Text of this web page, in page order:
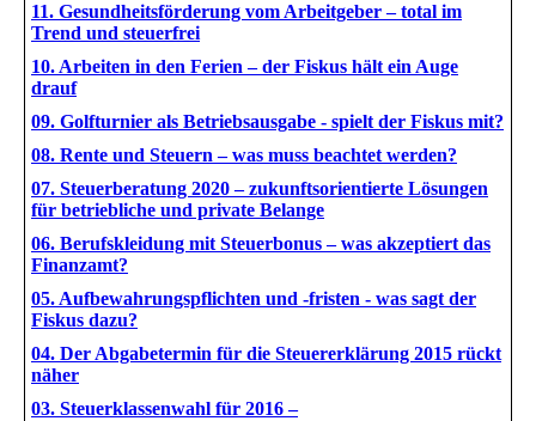
11. Gesundheitsförderung vom Arbeitgeber – total im
Trend und steuerfrei
10. Arbeiten in den Ferien – der Fiskus hält ein Auge
drauf
09. Golfturnier als Betriebsausgabe - spielt der Fiskus mit?
08. Rente und Steuern – was muss beachtet werden?
07. Steuerberatung 2020 – zukunftsorientierte Lösungen
für betriebliche und private Belange
06. Berufskleidung mit Steuerbonus – was akzeptiert das
Finanzamt?
05. Aufbewahrungspflichten und -fristen - was sagt der
Fiskus dazu?
04. Der Abgabetermin für die Steuererklärung 2015 rückt
näher
03. Steuerklassenwahl für 2016 –